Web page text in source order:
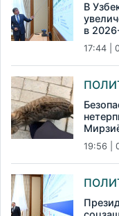
В
в
17:44 |
19:56 |